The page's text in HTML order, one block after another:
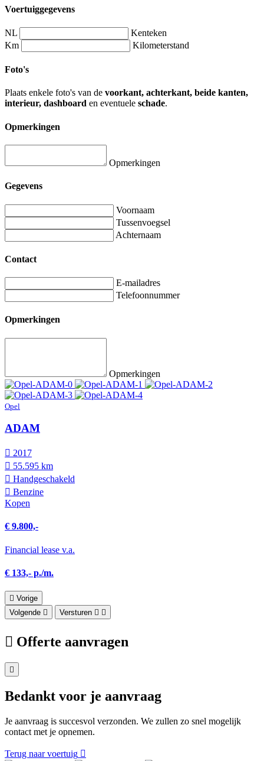
Voertuiggegevens
NL
Kenteken
Km
Kilometerstand
Foto's
Plaats enkele foto's van de voorkant, achterkant, beide kanten,
interieur, dashboard en eventuele schade.
Opmerkingen
Opmerkingen
Gegevens
Voornaam
Tussenvoegsel
Achternaam
Contact
E-mailadres
Telefoonnummer
Opmerkingen
Opmerkingen
Opel
ADAM
2017
55.595 km
Hand­geschakeld
Benzine
Kopen
€ 9.800,-
Financial lease v.a.
€ 133,- p./m.
Vorige
Volgende
Versturen
Offerte aanvragen
Bedankt voor je aanvraag
Je aanvraag is succesvol verzonden. We zullen zo snel mogelijk
contact met je opnemen.
Terug naar voertuig